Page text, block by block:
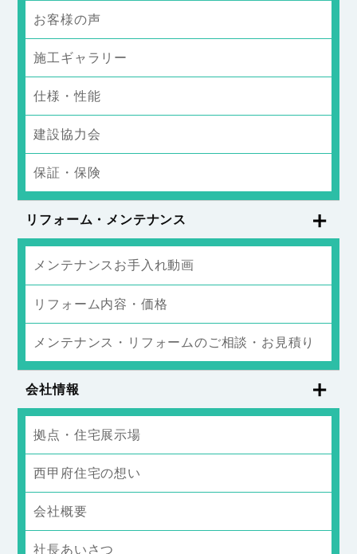
お客様の声
施工ギャラリー
仕様・性能
建設協力会
保証・保険
リフォーム・メンテナンス
メンテナンスお手入れ動画
リフォーム内容・価格
メンテナンス・リフォームのご相談・お見積り
会社情報
拠点・住宅展示場
西甲府住宅の想い
会社概要
社長あいさつ